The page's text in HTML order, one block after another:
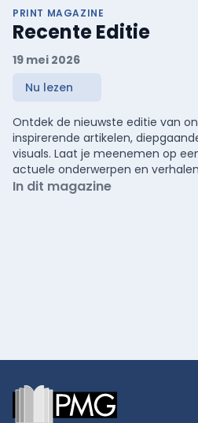
PRINT MAGAZINE
Recente Editie
19 mei 2026
Nu lezen
Ontdek de nieuwste editie van
inspirerende artikelen,
visuals. Laat je meenemen op
actuele onderwerpen en
In dit magazine
Footer